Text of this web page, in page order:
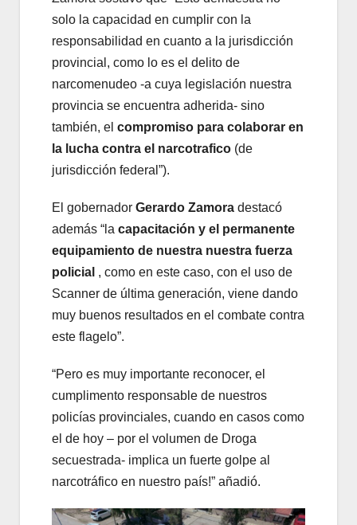
solo la capacidad en cumplir con la
responsabilidad en cuanto a la jurisdicción
provincial, como lo es el delito de
narcomenudeo -a cuya legislación nuestra
provincia se encuentra adherida- sino
también, el compromiso para colaborar en
la lucha contra el narcotrafico (de
jurisdicción federal”).
El gobernador Gerardo Zamora destacó
además “la capacitación y el permanente
equipamiento de nuestra nuestra fuerza
policial , como en este caso, con el uso de
Scanner de última generación, viene dando
muy buenos resultados en el combate contra
este flagelo”.
“Pero es muy importante reconocer, el
cumplimento responsable de nuestros
policías provinciales, cuando en casos como
el de hoy – por el volumen de Droga
secuestrada- implica un fuerte golpe al
narcotráfico en nuestro país!” añadió.